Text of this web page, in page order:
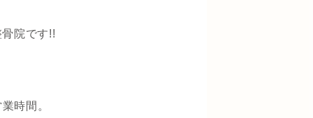
院です!!
時間。